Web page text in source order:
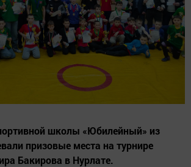
школы «Юбилейный» из
призовые места на турнире
Бакирова в Нурлате.